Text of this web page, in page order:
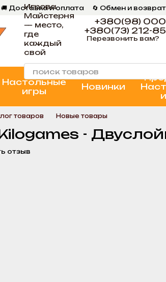
🚚 Доставка и оплата 🔄 Обмен и возврат
💬 Отзывы 📝 Блог 📞
Игрова
Майстерня
— место,
где
каждый
свой
+380(98)
+380(73) 212-
Перезвонить вам?
Настольные
игры
Новинки
товаров Новые товары
-
отзыв